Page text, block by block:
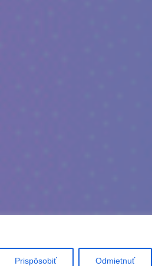
Prispôsobiť Odmietnuť